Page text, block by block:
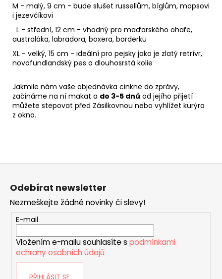
M - malý, 9 cm - bude slušet russellům, bíglům, mopsovi
i jezevčíkovi
L - střední, 12 cm - vhodný pro maďarského ohaře,
australáka, labradora, boxera, borderku
XL - velký, 15 cm - ideální pro pejsky jako je zlatý retrívr,
novofundlandský pes a dlouhosrstá kolie
Jakmile nám vaše objednávka cinkne do zprávy,
začínáme na ní makat a do 3-5 dnů od jejího přijetí
můžete stepovat před Zásilkovnou nebo vyhlížet kurýra
z okna.
Z
Odebírat newsletter
Nezmeškejte žádné novinky či slevy!
E-mail
Vložením e-mailu souhlasíte s podmínkami
ochrany osobních údajů